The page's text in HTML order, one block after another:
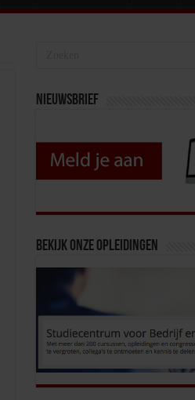
Nieuwsbrief
Bekijk onze opleidingen